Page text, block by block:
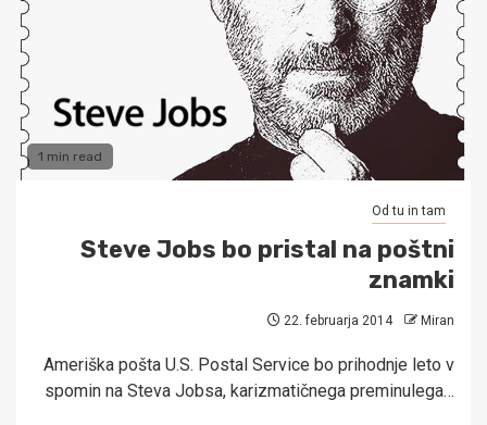
1 min read
Od tu in tam
Steve Jobs bo pristal na poštni
znamki
22. februarja 2014 Miran
Ameriška pošta U.S. Postal Service bo prihodnje leto v
spomin na Steva Jobsa, karizmatičnega preminulega…